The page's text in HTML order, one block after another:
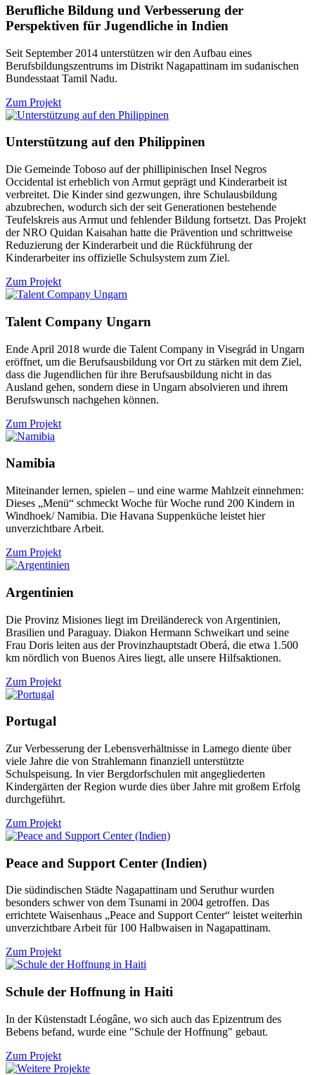
Berufliche Bildung und Verbesserung der
Perspektiven für Jugendliche in Indien
Seit September 2014 unterstützen wir den Aufbau eines
Berufsbildungszentrums im Distrikt Nagapattinam im sudanischen
Bundesstaat Tamil Nadu.
Zum Projekt
Unterstützung auf den Philippinen
Die Gemeinde Toboso auf der phillipinischen Insel Negros
Occidental ist erheblich von Armut geprägt und Kinderarbeit ist
verbreitet. Die Kinder sind gezwungen, ihre Schulausbildung
abzubrechen, wodurch sich der seit Generationen bestehende
Teufelskreis aus Armut und fehlender Bildung fortsetzt. Das Projekt
der NRO Quidan Kaisahan hatte die Prävention und schrittweise
Reduzierung der Kinderarbeit und die Rückführung der
Kinderarbeiter ins offizielle Schulsystem zum Ziel.
Zum Projekt
Talent Company Ungarn
Ende April 2018 wurde die Talent Company in Visegrád in Ungarn
eröffnet, um die Berufsausbildung vor Ort zu stärken mit dem Ziel,
dass die Jugendlichen für ihre Berufsausbildung nicht in das
Ausland gehen, sondern diese in Ungarn absolvieren und ihrem
Berufswunsch nachgehen können.
Zum Projekt
Namibia
Miteinander lernen, spielen – und eine warme Mahlzeit einnehmen:
Dieses „Menü“ schmeckt Woche für Woche rund 200 Kindern in
Windhoek/ Namibia. Die Havana Suppenküche leistet hier
unverzichtbare Arbeit.
Zum Projekt
Argentinien
Die Provinz Misiones liegt im Dreiländereck von Argentinien,
Brasilien und Paraguay. Diakon Hermann Schweikart und seine
Frau Doris leiten aus der Provinzhauptstadt Oberá, die etwa 1.500
km nördlich von Buenos Aires liegt, alle unsere Hilfsaktionen.
Zum Projekt
Portugal
Zur Verbesserung der Lebensverhältnisse in Lamego diente über
viele Jahre die von Strahlemann finanziell unterstützte
Schulspeisung. In vier Bergdorfschulen mit angegliederten
Kindergärten der Region wurde dies über Jahre mit großem Erfolg
durchgeführt.
Zum Projekt
Peace and Support Center (Indien)
Die südindischen Städte Nagapattinam und Seruthur wurden
besonders schwer von dem Tsunami in 2004 getroffen. Das
errichtete Waisenhaus „Peace and Support Center“ leistet weiterhin
unverzichtbare Arbeit für 100 Halbwaisen in Nagapattinam.
Zum Projekt
Schule der Hoffnung in Haiti
In der Küstenstadt Léogâne, wo sich auch das Epizentrum des
Bebens befand, wurde eine "Schule der Hoffnung" gebaut.
Zum Projekt